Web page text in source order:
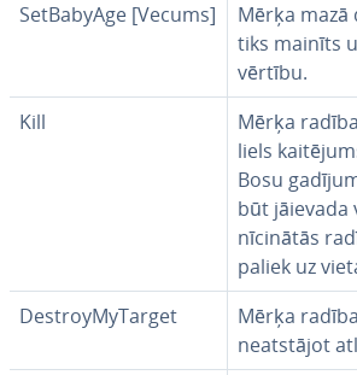
SetBabyAge [Vecums]
Mērķa mazā
tiks mainīts
vērtību.
Kill
Mērķa
liels
Bosu
būt jāievada
nī­ci­nā­tās
paliek uz
Des­troyMyTar­get
Mērķa
ne­at­stā­jot